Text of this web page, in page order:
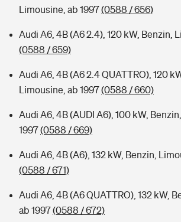
Limousine, ab 1997(0588 / 656)
Audi A6, 4B (A6 2.4), 120 kW, Benzin,
(0588 / 659)
Audi A6, 4B (A6 2.4 QUATTRO), 120
Limousine, ab 1997(0588 / 660)
Audi A6, 4B (AUDI A6), 100 kW,
1997(0588 / 669)
Audi A6, 4B (A6), 132 kW, Benzin,
(0588 / 671)
Audi A6, 4B (A6 QUATTRO), 132 kW,
ab 1997(0588 / 672)